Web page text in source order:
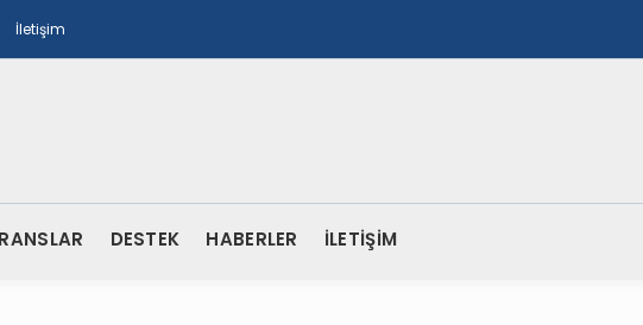
İletişim
DESTEK HABERLER İLETİŞİM